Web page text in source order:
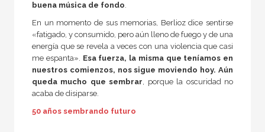
50 Aniversario
A fondo
Akal Infantil
Anverso
Arqueología
buena música de fondo.
En un momento de sus memorias, Berlioz dice sentirse
«fatigado, y consumido, pero aún lleno de fuego y de una
energía que se revela a veces con una violencia que casi
me espanta». Esa fuerza, la misma que teníamos en
nuestros comienzos, nos sigue moviendo hoy. Aún
queda mucho que sembrar, porque la oscuridad no
acaba de disiparse.
50 años sembrando futuro